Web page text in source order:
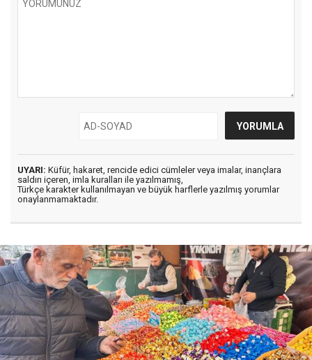
UYARI: Küfür, hakaret, rencide edici cümleler veya imalar, inançlara
saldırı içeren, imla kuralları ile yazılmamış,
Türkçe karakter kullanılmayan ve büyük harflerle yazılmış yorumlar
onaylanmamaktadır.